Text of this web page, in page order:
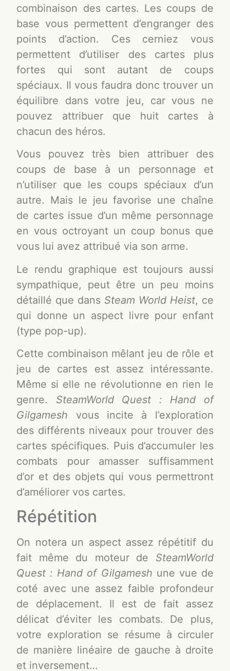
combinaison des cartes. Les coups de
base vous permettent d’engranger des
points d’action. Ces cerniez vous
permettent d’utiliser des cartes plus
fortes qui sont autant de coups
spéciaux. Il vous faudra donc trouver un
équilibre dans votre jeu, car vous ne
pouvez attribuer que huit cartes à
chacun des héros.
Vous pouvez très bien attribuer des
coups de base à un personnage et
n’utiliser que les coups spéciaux d’un
autre. Mais le jeu favorise une chaîne
de cartes issue d’un même personnage
en vous octroyant un coup bonus que
vous lui avez attribué via son arme.
Le rendu graphique est toujours aussi
sympathique, peut être un peu moins
détaillé que dans Steam World Heist, ce
qui donne un aspect livre pour enfant
(type pop-up).
Cette combinaison mêlant jeu de rôle et
jeu de cartes est assez intéressante.
Même si elle ne révolutionne en rien le
genre. SteamWorld Quest :
Hand of
Gilgamesh vous incite à l’exploration
des différents niveaux pour trouver des
cartes spécifiques. Puis d’accumuler les
combats pour amasser suffisamment
d’or et des objets qui vous permettront
d’améliorer vos cartes.
Répétition
On notera un aspect assez répétitif du
fait même du moteur de SteamWorld
Quest : Hand of Gilgamesh une vue de
coté avec une assez faible profondeur
de déplacement. Il est de fait assez
délicat d’éviter les combats. De plus,
votre exploration se résume à circuler
de manière linéaire de gauche à droite
et inversement…